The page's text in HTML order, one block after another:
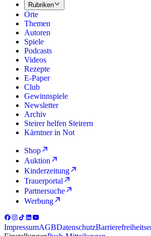
Rubriken
Orte
Themen
Autoren
Spiele
Podcasts
Videos
Rezepte
E-Paper
Club
Gewinnspiele
Newsletter
Archiv
Steirer helfen Steirern
Kärntner in Not
Shop
Auktion
Kinderzeitung
Trauerportal
Partnersuche
Werbung
ImpressumAGBDatenschutz